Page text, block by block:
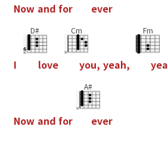
Now and for ever
I
D#
love
Cm
you, yeah,
Fm
yea
Now and for
A#
ever